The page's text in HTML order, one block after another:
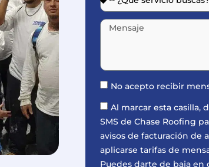
No acepto recibir
Al marcar esta casilla,
SMS de Chase Roofing
avisos de facturación de
aplicarse tarifas de
Puedes darte de baja en